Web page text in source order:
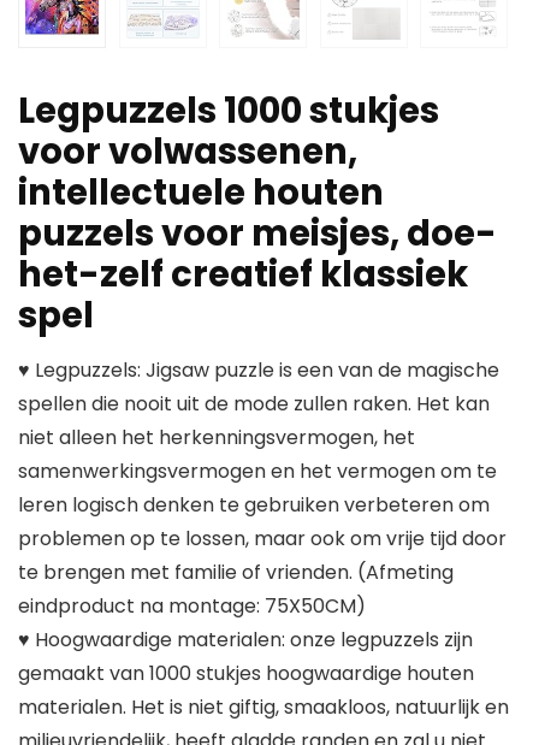
Legpuzzels 1000 stukjes
voor volwassenen,
intellectuele houten
puzzels voor meisjes, doe-
het-zelf creatief klassiek
spel
♥ Legpuzzels: Jigsaw puzzle is een van de magische
spellen die nooit uit de mode zullen raken. Het kan
niet alleen het herkenningsvermogen, het
samenwerkingsvermogen en het vermogen om te
leren logisch denken te gebruiken verbeteren om
problemen op te lossen, maar ook om vrije tijd door
te brengen met familie of vrienden. (Afmeting
eindproduct na montage: 75X50CM)
♥ Hoogwaardige materialen: onze legpuzzels zijn
gemaakt van 1000 stukjes hoogwaardige houten
materialen. Het is niet giftig, smaakloos, natuurlijk en